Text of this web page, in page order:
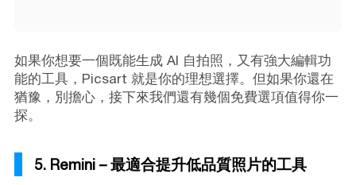
如果你想要一個既能生成 AI 自拍照，又有強大編輯功
能的工具，Picsart 就是你的理想選擇。但如果你還在
猶豫，別擔心，接下來我們還有幾個免費選項值得你一
探。
5. Remini – 最適合提升低品質照片的工具